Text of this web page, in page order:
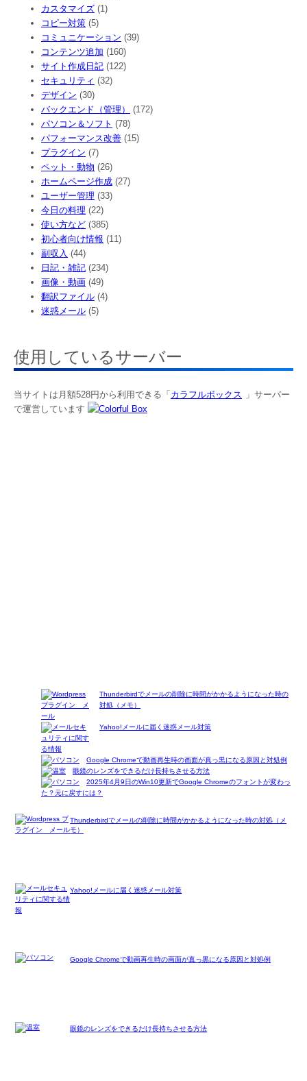
カスタマイズ (1)
コピー対策 (5)
コミュニケーション (39)
コンテンツ追加 (160)
サイト作成日記 (122)
セキュリティ (32)
デザイン (30)
バックエンド（管理）
(172)
パソコン＆ソフト (78)
パフォーマンス改善 (15)
プラグイン (7)
ペット・動物 (26)
ホームページ作成 (27)
ユーザー管理 (33)
今日の料理 (22)
使い方など (385)
初心者向け情報 (11)
副収入 (44)
日記・雑記 (234)
画像・動画 (49)
翻訳ファイル (4)
迷惑メール (5)
使用しているサーバー
当サイトは月額528円から利用できる「 カラフルボックス
」サーバー
で運営しています
Thunderbirdでメールの削除に時間がかかるようになった時の
対処（メモ）
Yahoo!メールに届く迷惑メール対策
Google Chromeで動画再生時の画面が真っ黒になる原因と対処例
眼鏡のレンズをできるだけ長持ちさせる方法
2025年4月9日のWin10更新でGoogle Chromeのフォントが変わっ
た？元に戻すには？
Thunderbirdでメールの削除に時間がかかるようになった時の対処（メ
モ）
Yahoo!メールに届く迷惑メール対策
Google Chromeで動画再生時の画面が真っ黒になる原因と対処例
眼鏡のレンズをできるだけ長持ちさせる方法